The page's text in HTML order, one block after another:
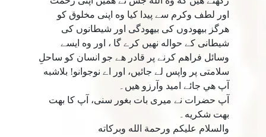
اور لطف وكرم سے پيدا كيا وه اپنى مخلوق كو
هرگز بيهودوں كى بيهودگى اور شيطانوں كى
شيطانى كے حواله نهيں كرے گا ، اور وه ايسے
وسائل فراهم كرنے پر قادر هے جو انسان كو ساحلِ
سلامتى پر واپس لے جائيں، اور اے نوجوانو! بلاشبه
آپ هي جائے اميد وآرزو هيں۔
آپ حضرات نے ميرى بات بغور سنى، آپ كا بهت
بهت شكريه۔
والسلام عليكم ورحمة الله وبركاته